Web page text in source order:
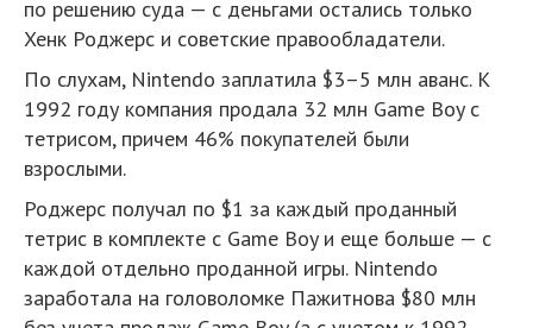
по решению суда — с деньгами остались только
Хенк Роджерс и советские правообладатели.
По слухам, Nintendo заплатила $3–5 млн аванс. К
1992 году компания продала 32 млн Game Boy с
тетрисом, причем 46% покупателей были
взрослыми.
Роджерс получал по $1 за каждый проданный
тетрис в комплекте с Game Boy и еще больше — с
каждой отдельно проданной игры. Nintendo
заработала на головоломке Пажитнова $80 млн